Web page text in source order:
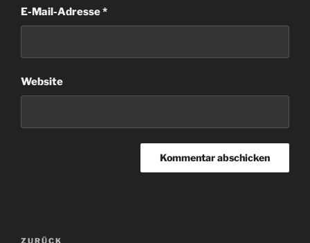
E-Mail-Adresse*
Website
Beitragsnavigation
ZURÜCK